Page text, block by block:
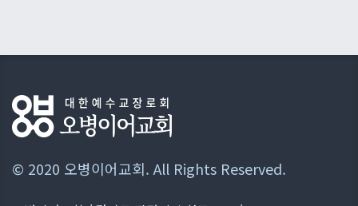
© 2020 오병이어교회. All Rights Reserved.